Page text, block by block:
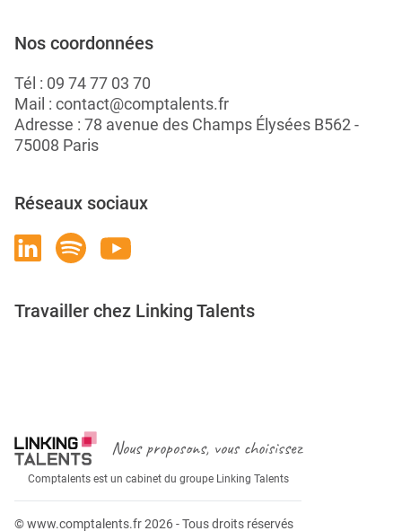
Nos coordonnées
Tél : 09 74 77 03 70
Mail : contact@comptalents.fr
Adresse : 78 avenue des Champs Élysées B562 -
75008 Paris
Réseaux sociaux
Travailler chez Linking Talents
Nous proposons, vous choisissez
Comptalents est un cabinet du groupe Linking Talents
© www.comptalents.fr 2026 - Tous droits réservés